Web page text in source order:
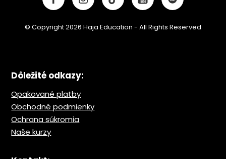
© Copyright 2026 Haja Education - All Rights Reserved
Dôležité odkazy:
Opakované platby
Obchodné podmienky
Ochrana súkromia
Naše kurzy